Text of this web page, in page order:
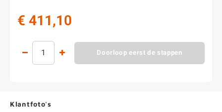
€ 411,10
Doorloop eerst de stappen
Klantfoto's